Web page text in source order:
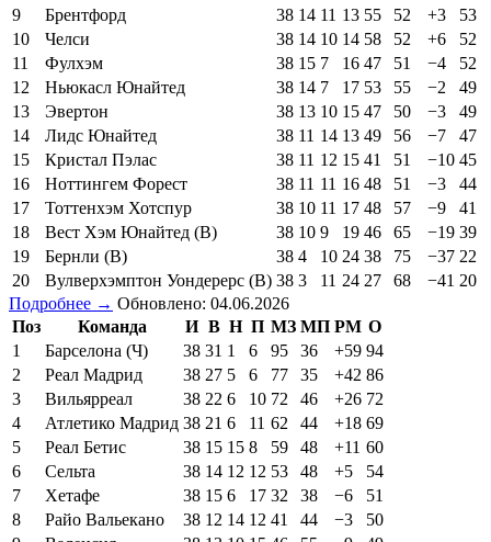
9 Брентфорд 38 14 11 13 55 52 +3
53
10
Челси 38 14 10 14 58 52 +6
52
11
Фулхэм 38 15 7 16 47 51 −4
52
12
Ньюкасл Юнайтед 38 14 7 17 53 55 −2
49
13
Эвертон 38 13 10 15 47 50 −3
49
14
Лидс Юнайтед 38 11 14 13 49 56 −7
47
15
Кристал Пэлас 38 11 12 15 41 51 −10 45
16
Ноттингем Форест 38 11 11 16 48 51 −3
44
17
Тоттенхэм Хотспур 38 10 11 17 48 57 −9
41
18
Вест Хэм Юнайтед (В) 38 10 9 19 46 65 −19 39
19
Бернли (В) 38 4 10 24 38 75 −37 22
20
Вулверхэмптон Уондерерс (В) 38 3 11 24 27 68 −41 20
Подробнее → Обновлено: 04.06.2026
Поз
Команда И В Н П МЗ МП РМ О
1
Барселона (Ч) 38 31 1 6 95 36 +59 94
2
Реал Мадрид 38 27 5 6 77 35 +42 86
3
Вильярреал 38 22 6 10 72 46 +26 72
4
Атлетико Мадрид 38 21 6 11 62 44 +18 69
5
Реал Бетис 38 15 15 8 59 48 +11 60
6
Сельта 38 14 12 12 53 48 +5
54
7
Хетафе 38 15 6 17 32 38 −6
51
8
Райо Вальекано 38 12 14 12 41 44 −3
50